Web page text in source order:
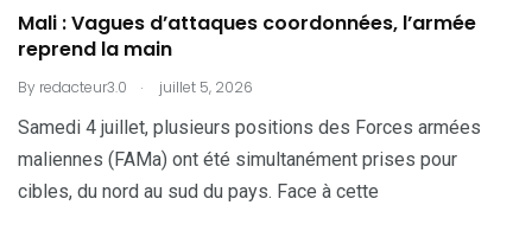
Mali : Vagues d’attaques coordonnées, l’armée
reprend la main
By redacteur3.0 . juillet 5, 2026
Samedi 4 juillet, plusieurs positions des Forces armées
maliennes (FAMa) ont été simultanément prises pour
cibles, du nord au sud du pays. Face à cette